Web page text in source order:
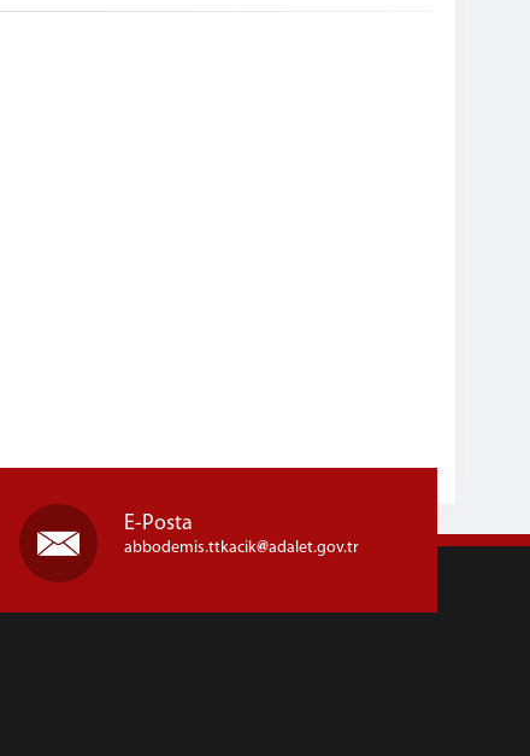
E-Posta
abbodemis.ttkacik adalet.gov.tr